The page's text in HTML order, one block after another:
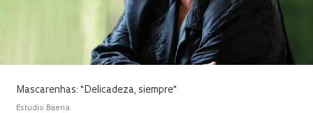
Mascarenhas: "Delicadeza, siempre"
Estudio Baena